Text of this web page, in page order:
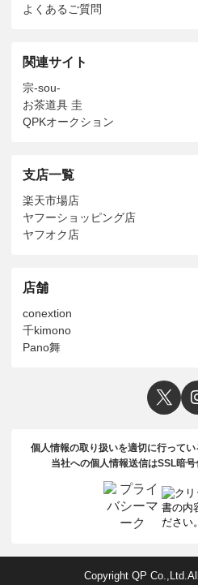
よくあるご質問
関連サイト
宗-sou-
お茶道具 圭
QPKオークション
支店一覧
楽天市場店
ヤフーショッピング店
ヤフオク店
店舗
conextion
千kimono
Pano舞
個人情報の取り扱いを適切に行ってい
当社への個人情報送信はSSL暗号
Copyright QP